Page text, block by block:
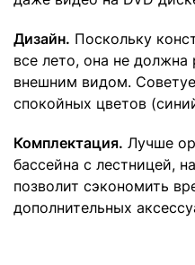
Дизайн. Поскольку
все лето, она не должна
внешним видом.
спокойных цветов
Комплектация. Лучше
бассейна с лестницей,
позволит сэкономить
дополнительных